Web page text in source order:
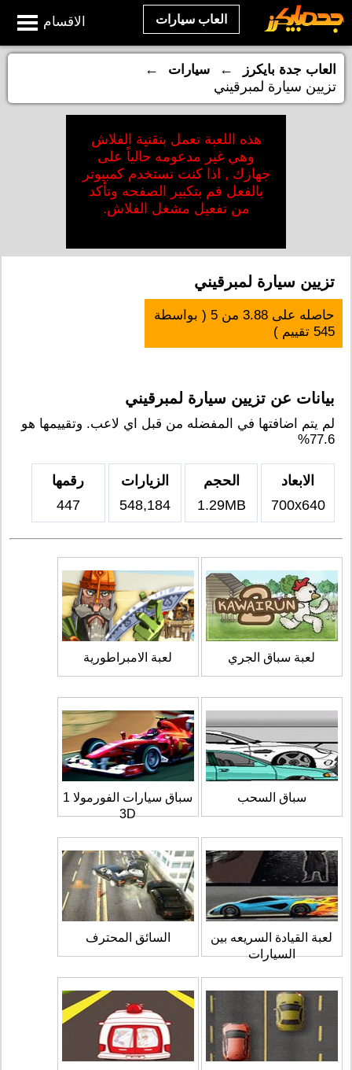
الاقسام العاب سيارات
العاب جدة بايكرز ← سيارات
←
تزيين سيارة لمبرقيني
هذه اللعبة تعمل بتقنية الفلاش
وهي غير مدعومه حالياً على
جهازك , اذا كنت تستخدم كمبيوتر
بالفعل قم بتكبير الصفحه وتأكد
من تفعيل مشغل الفلاش.
تزيين سيارة لمبرقيني
حاصله على3.88 من5 ( بواسطة
545 تقييم )
بيانات عن تزيين سيارة لمبرقيني
لم يتم اضافتها في المفضله من قبل اي لاعب. وتقييمها هو
77.6%
الابعاد
700x640
الحجم
1.29MB
الزيارات
548,184
رقمها
447
لعبة سباق الجري لعبة الامبراطورية
سباق السحب
سباق سيارات الفورمولا 1
3D
لعبة القيادة السريعه بين
السيارات
السائق المحترف